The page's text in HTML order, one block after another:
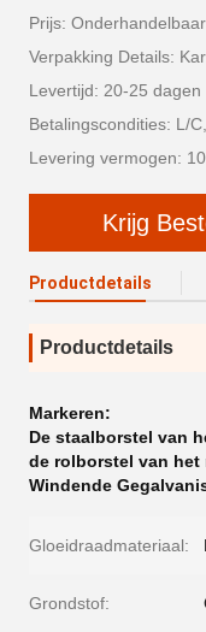
Prijs: Onderhandelbaar
Verpakking Details:
Levertijd: 20-25 dagen
Betalingscondities: L/
Levering vermogen:
Krijg
Productdetails
Productdetails
Markeren:
De staalborstel van
de rolborstel van het
Windende
Gloeidraadmateriaal:
Grondstof: